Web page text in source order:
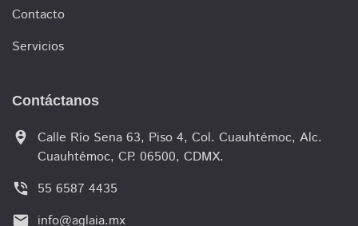
Contacto
Servicios
Contáctanos
person_pin_circle
Calle Río Sena 63, Piso 4, Col. Cuauhtémoc, Alc.
Cuauhtémoc, CP. 06500, CDMX.
phone_in_talk 55 6587 4435
email info@aglaia.mx